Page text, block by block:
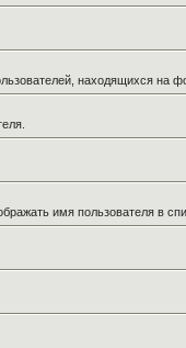
находящихся на
имя пользователя в